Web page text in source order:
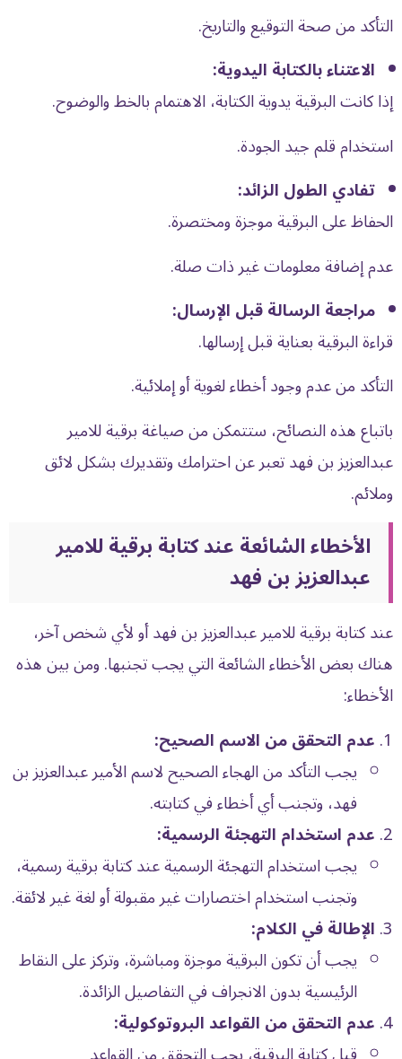
التأكد من صحة التوقيع والتاريخ.
الاعتناء بالكتابة اليدوية:
إذا كانت البرقية يدوية الكتابة، الاهتمام بالخط والوضوح.
استخدام قلم جيد الجودة.
تفادي الطول الزائد:
الحفاظ على البرقية موجزة ومختصرة.
عدم إضافة معلومات غير ذات صلة.
مراجعة الرسالة قبل الإرسال:
قراءة البرقية بعناية قبل إرسالها.
التأكد من عدم وجود أخطاء لغوية أو إملائية.
باتباع هذه النصائح، ستتمكن من صياغة برقية للامير
عبدالعزيز بن فهد تعبر عن احترامك وتقديرك بشكل لائق
وملائم.
الأخطاء الشائعة عند كتابة برقية للامير
عبدالعزيز بن فهد
عند كتابةبرقية للاميرعبدالعزيز بن فهد أو لأي شخص آخر،
هناك بعض الأخطاء الشائعة التي يجب تجنبها. ومن بين هذه
الأخطاء:
عدم التحقق من الاسم الصحيح:
يجب التأكد من الهجاء الصحيح لاسم الأمير عبدالعزيز بن
فهد، وتجنب أي أخطاء في كتابته.
عدم استخدام التهجئة الرسمية:
يجب استخدام التهجئة الرسمية عند كتابة برقية رسمية،
وتجنب استخدام اختصارات غير مقبولة أو لغة غير لائقة.
الإطالة في الكلام:
يجب أن تكون البرقية موجزة ومباشرة، وتركز على النقاط
الرئيسية بدون الانجراف في التفاصيل الزائدة.
عدم التحقق من القواعد البروتوكولية: